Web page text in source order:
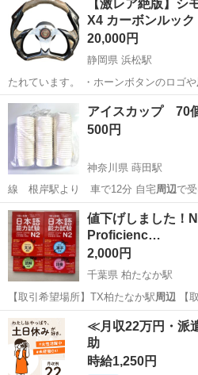
【激レア絶版】シ
X4 カーボンルッ
20,000円
静岡県 浜松駅
たれています。 ・ホーンボタンのロゴや
ご確認ください。…
静岡 浜松市 浜松駅 内装、
アイスカップ
500円
神奈川県 蒔田駅
線 根岸駅より 車で12分 自宅周辺で
神奈川 横浜市 蒔田駅 その他
値下げしました！
Proficienc…
2,000円
千葉県 柏たなか駅
【取引希望場所】TX柏たなか駅周辺【
望 …
千葉 柏市 柏たなか駅 語
≪月収22万円・派
助
時給1,250円